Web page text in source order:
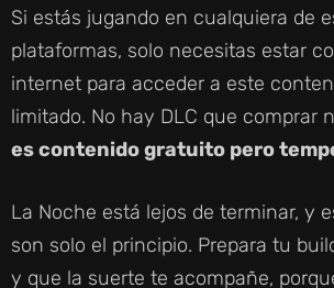
Si estás jugando en cualquiera de
plataformas, solo necesitas estar
internet para acceder a este
limitado. No hay DLC que comprar
es contenido gratuito pero
La Noche está lejos de terminar, y
son solo el principio. Prepara tu
y que la suerte te acompañe,